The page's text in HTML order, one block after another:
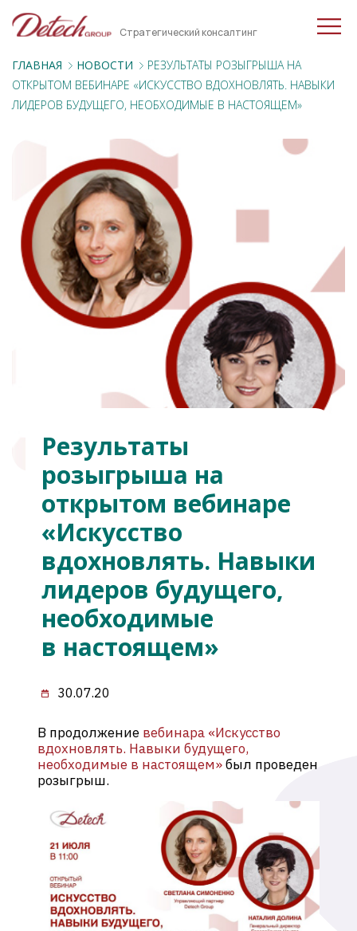
Стратегический консалтинг
ГЛАВНАЯ НОВОСТИ
РЕЗУЛЬТАТЫ РОЗЫГРЫША НА
ОТКРЫТОМ ВЕБИНАРЕ «ИСКУССТВО ВДОХНОВЛЯТЬ. НАВЫКИ
ЛИДЕРОВ БУДУЩЕГО, НЕОБХОДИМЫЕ В НАСТОЯЩЕМ»
Результаты
розыгрыша на
открытом вебинаре
«Искусство
вдохновлять. Навыки
лидеров будущего,
необходимые
в настоящем»
30.07.20
В продолжение вебинара «Искусство
вдохновлять. Навыки будущего,
необходимые в настоящем»был проведен
розыгрыш.